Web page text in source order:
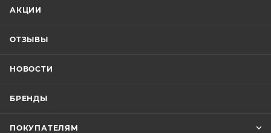
АКЦИИ
ОТЗЫВЫ
НОВОСТИ
БРЕНДЫ
ПОКУПАТЕЛЯМ